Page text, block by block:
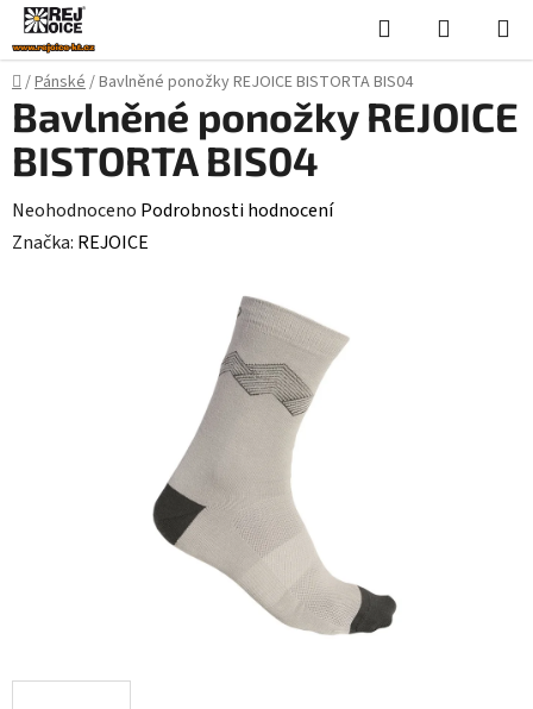
Přejít
na
obsah
Hledat
KOŠÍK
Domů
/Pánské/Bavlněné ponožky REJOICE BISTORTA BIS04
Bavlněné ponožky REJOICE
BISTORTA BIS04
Průměrné
hodnocení
Neohodnoceno Podrobnosti hodnocení
Značka: REJOICE